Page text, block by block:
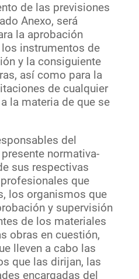
de las previsiones
Anexo, será
la aprobación
instrumentos de
y la consiguiente
así como para la
de cualquier
la materia de que se
del
normativa-
sus respectivas
que
los organismos que
y supervisión
de los materiales
obras en cuestión,
lleven a cabo las
que las dirijan, las
encargadas del